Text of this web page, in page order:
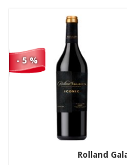
- 5 %
Rolland